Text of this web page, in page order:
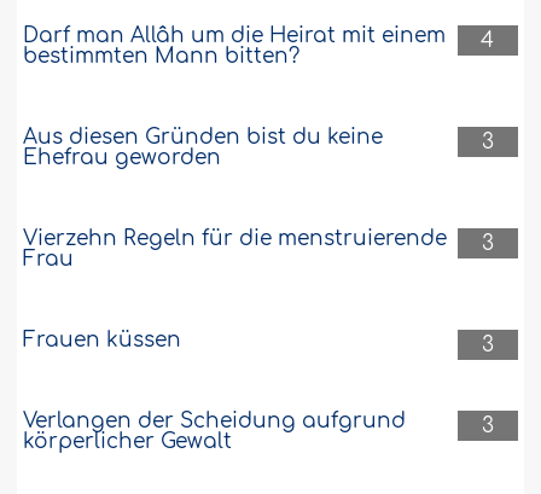
4
Darf man Allâh um die Heirat mit einem
bestimmten Mann bitten?
3
Aus diesen Gründen bist du keine
Ehefrau geworden
3
Vierzehn Regeln für die menstruierende
Frau
3
Frauen küssen
3
Verlangen der Scheidung aufgrund
körperlicher Gewalt